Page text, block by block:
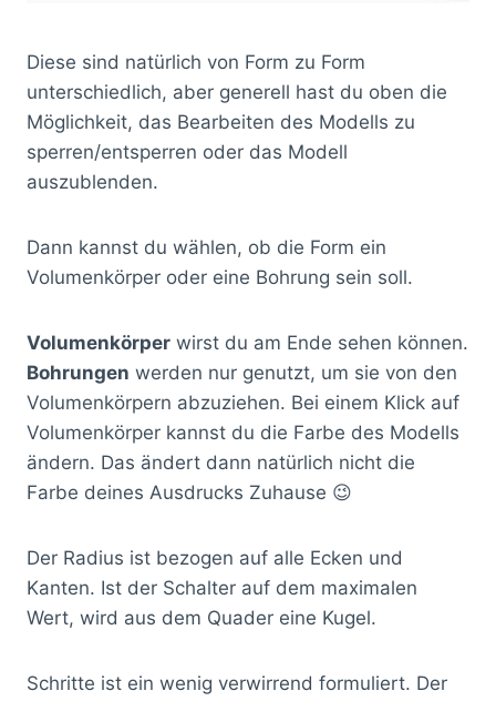
Diese sind natürlich von Form zu Form
unterschiedlich, aber generell hast du oben die
Möglichkeit, das Bearbeiten des Modells zu
sperren/entsperren oder das Modell
auszublenden.
Dann kannst du wählen, ob die Form ein
Volumenkörper oder eine Bohrung sein soll.
Volumenkörper wirst du am Ende sehen können.
Bohrungen werden nur genutzt, um sie von den
Volumenkörpern abzuziehen. Bei einem Klick auf
Volumenkörper kannst du die Farbe des Modells
ändern. Das ändert dann natürlich nicht die
Farbe deines Ausdrucks Zuhause 😉
Der Radius ist bezogen auf alle Ecken und
Kanten. Ist der Schalter auf dem maximalen
Wert, wird aus dem Quader eine Kugel.
Schritte ist ein wenig verwirrend formuliert. Der